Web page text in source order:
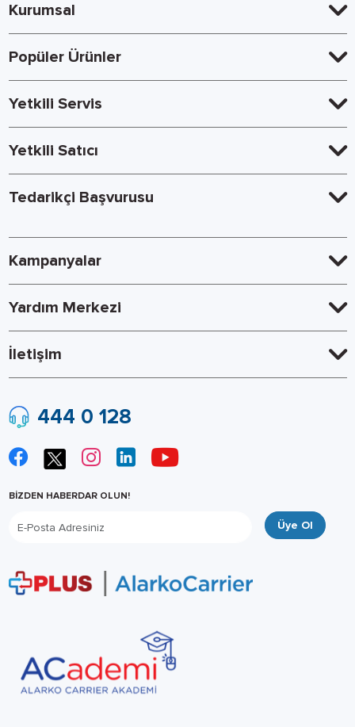
Kurumsal
Popüler Ürünler
Yetkili Servis
Yetkili Satıcı
Tedarikçi Başvurusu
Kampanyalar
Yardım Merkezi
İletişim
444 0 128
BİZDEN HABERDAR OLUN!
Üye Ol